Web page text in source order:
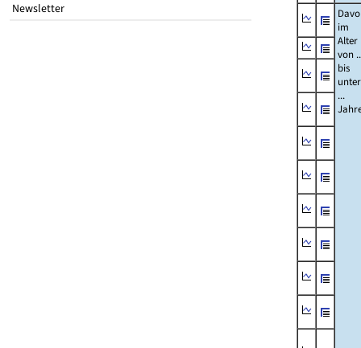
Newsletter
im
Alter
von
bis
unter
...